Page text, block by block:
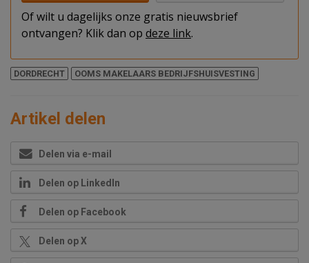
Of wilt u dagelijks onze gratis nieuwsbrief
ontvangen? Klik dan op deze link.
DORDRECHT OOMS MAKELAARS BEDRIJFSHUISVESTING
Artikel delen
Delen via e-mail
Delen op LinkedIn
Delen op Facebook
Delen op X